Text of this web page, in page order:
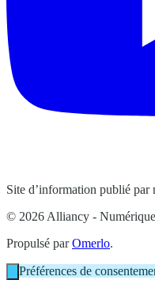
Site d’information publié par
© 2026 Alliancy -
Propulsé parOmerlo.
Préférences de